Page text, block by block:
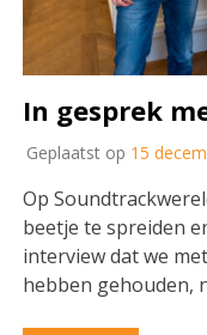
In gesprek
Geplaatst op 15
Op
beetje te spreiden
interview dat we
hebben gehouden,